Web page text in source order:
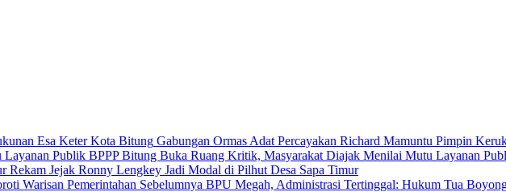
Gabungan Ormas Adat Percayakan Richard Mamuntu Pimpin
BPPP Bitung Buka Ruang Kritik, Masyarakat Diajak Menilai Mutu Layanan
Rekam Jejak Ronny Lengkey Jadi Modal di Pilhut Desa Sapa Timur
BPU Megah, Administrasi Tertinggal: Hukum Tua